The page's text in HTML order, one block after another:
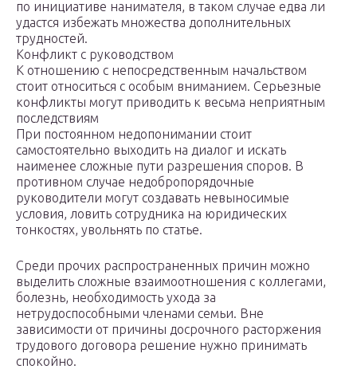
по инициативе нанимателя, в таком случае едва ли
удастся избежать множества дополнительных
трудностей.
Конфликт с руководством
К отношению с непосредственным начальством
стоит относиться с особым вниманием. Серьезные
конфликты могут приводить к весьма неприятным
последствиям
При постоянном недопонимании стоит
самостоятельно выходить на диалог и искать
наименее сложные пути разрешения споров. В
противном случае недобропорядочные
руководители могут создавать невыносимые
условия, ловить сотрудника на юридических
тонкостях, увольнять по статье.
Среди прочих распространенных причин можно
выделить сложные взаимоотношения с коллегами,
болезнь, необходимость ухода за
нетрудоспособными членами семьи. Вне
зависимости от причины досрочного расторжения
трудового договора решение нужно принимать
спокойно.